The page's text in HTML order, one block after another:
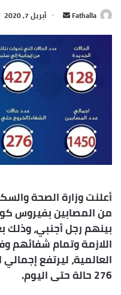
Fathalla
أرسل
إلكترونيا
أبريل 7, 2020
من المصابين بفيروس
بينهم رجل أجنبي، وذلك
اللازمة وتمام شفائهم
العالمية، ليرتفع
276 حالة حتى اليوم.